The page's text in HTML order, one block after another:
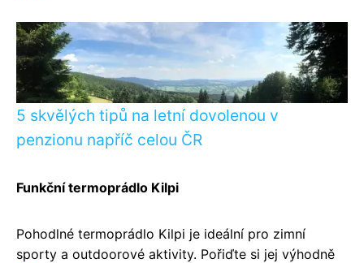
5 skvělých tipů na letní dovolenou v
penzionu napříč celou ČR
Funkční termoprádlo Kilpi
Pohodlné termoprádlo Kilpi je ideální pro zimní
sporty a outdoorové aktivity. Pořiďte si jej výhodně